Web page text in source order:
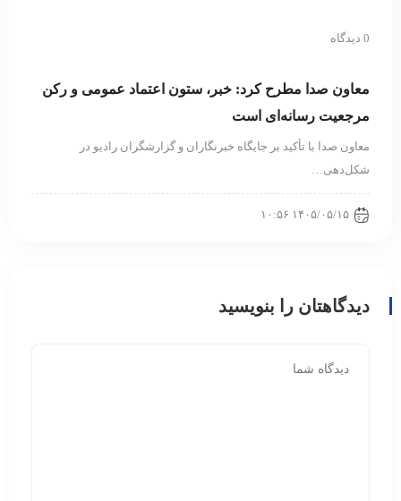
0 دیدگاه
معاون صدا مطرح کرد: خبر، ستون اعتماد عمومی و رکن
مرجعیت رسانه‌ای است
معاون صدا با تأکید بر جایگاه خبرنگاران و گزارشگران رادیو در
شکل‌دهی…
۱۴۰۵/۰۵/۱۵ ۱۰:۵۶
دیدگاهتان را بنویسید